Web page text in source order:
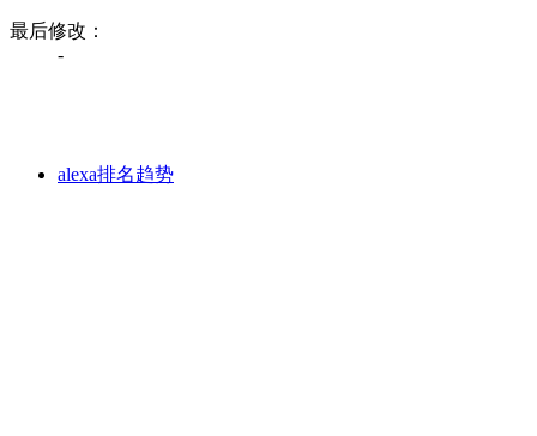
最后修改：
-
alexa排名趋势